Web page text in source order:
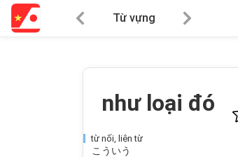
Từ vựng
như loại đó
từ nối, liên từ
こういう